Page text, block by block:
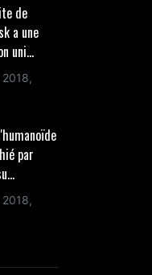
de
a une
uni...
par